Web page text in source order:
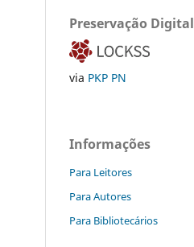
Preservação Digital
via PKP PN
Informações
Para Leitores
Para Autores
Para Bibliotecários